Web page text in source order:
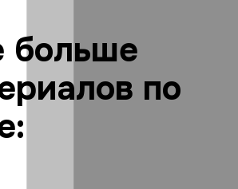
больше
по